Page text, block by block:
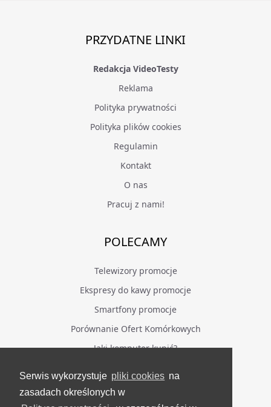
Serwis wykorzystuje pliki cookies na
zasadach określonych w
PRZYDATNE LINKI
Redakcja VideoTesty
Reklama
Polityka prywatności
Polityka plików cookies
Regulamin
Kontakt
O nas
Pracuj z nami!
POLECAMY
Telewizory promocje
Ekspresy do kawy promocje
Smartfony promocje
Porównanie Ofert Komórkowych
Jaki komputer kupić?
BĄDŹ NA BIEŻĄCO